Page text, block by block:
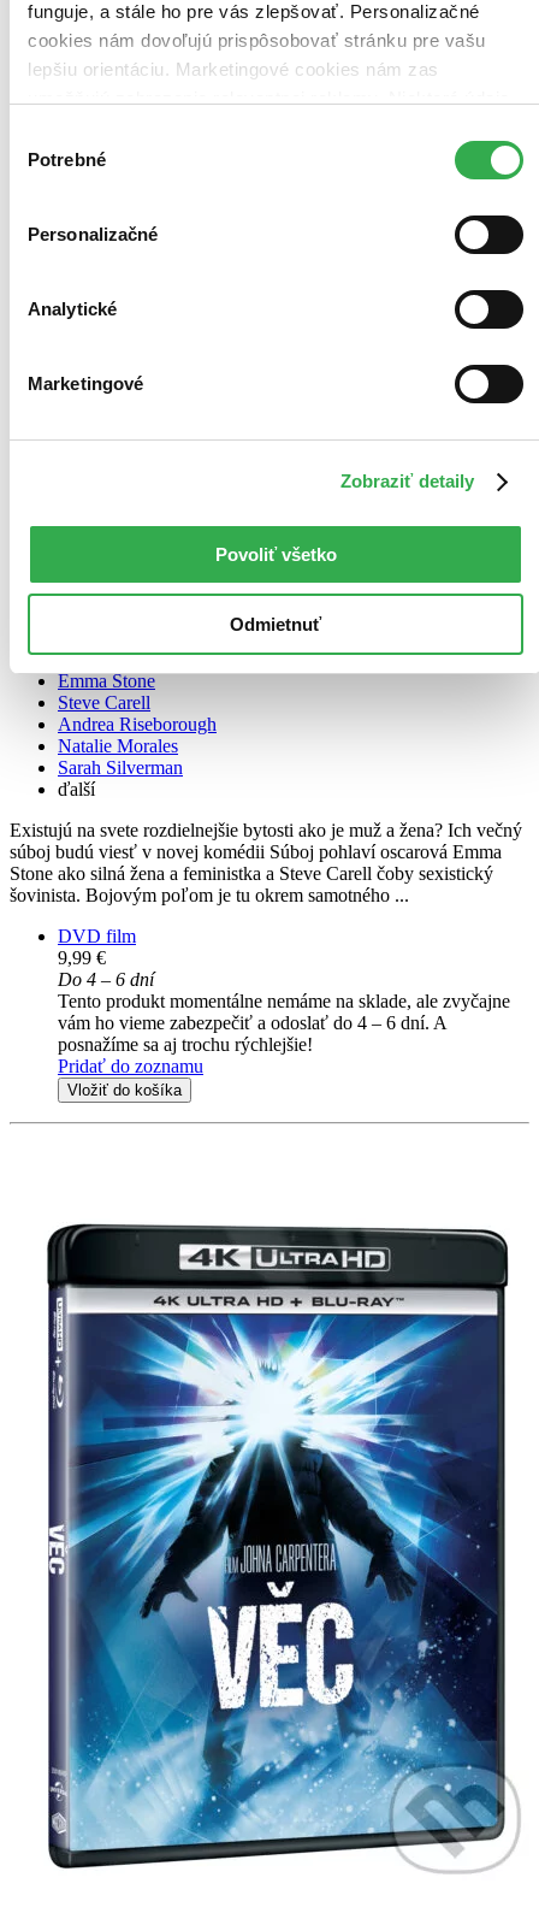
funguje, a stále ho pre vás zlepšovať. Personalizačné
cookies nám dovoľujú prispôsobovať stránku pre vašu
lepšiu orientáciu. Marketingové cookies nám zas
keby sme mohli používať všetky tieto cookies. Ďakujeme!
súhlasu
Potrebné
Personalizačné
Analytické
Marketingové
Zobraziť detaily
Povoliť všetko
Odmietnuť
Emma Stone
Steve Carell
Andrea Riseborough
Natalie Morales
Sarah Silverman
ďalší
Existujú na svete rozdielnejšie bytosti ako je muž a žena? Ich večný
súboj budú viesť v novej komédii Súboj pohlaví oscarová Emma
Stone ako silná žena a feministka a Steve Carell čoby sexistický
šovinista. Bojovým poľom je tu okrem samotného ...
DVD film
9,99 €
Do 4 – 6 dní
Tento produkt momentálne nemáme na sklade, ale zvyčajne
vám ho vieme zabezpečiť a odoslať do 4 – 6 dní. A
posnažíme sa aj trochu rýchlejšie!
Pridať do zoznamu
Vložiť do košíka